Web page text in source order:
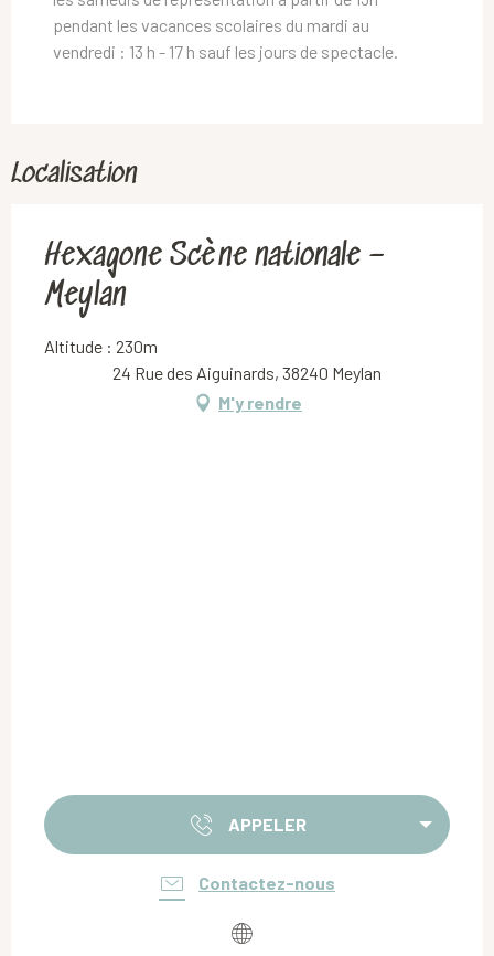
pendant les vacances scolaires du mardi au
vendredi : 13 h - 17 h sauf les jours de spectacle.
Localisation
Hexagone Scène nationale –
Meylan
Altitude : 230m
24 Rue des Aiguinards, 38240 Meylan
M'y rendre
APPELER
Contactez-nous